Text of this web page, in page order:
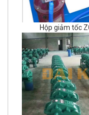
Hộp giảm tốc